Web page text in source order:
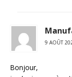
9 AOÛT
Bonjour,